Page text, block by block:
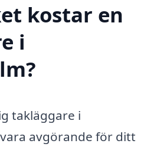
kostar en
i
takläggare i
avgörande för ditt